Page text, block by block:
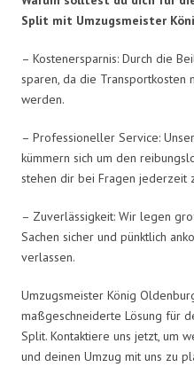
Split mit Umzugsmeister
– Kostenersparnis: Durch die
sparen, da die Transportkosten
werden.
– Professioneller Service:
kümmern sich um den
stehen dir bei Fragen jederzeit
– Zuverlässigkeit: Wir legen
Sachen sicher und pünktlich
verlassen.
Umzugsmeister König
maßgeschneiderte Lösung für
Split. Kontaktiere uns jetzt, um
und deinen Umzug mit uns zu